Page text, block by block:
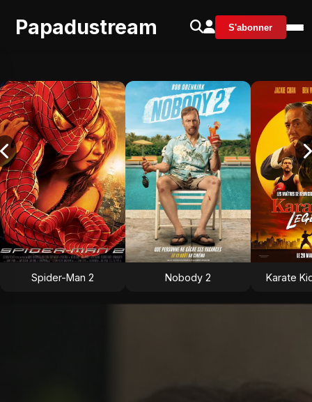
Papadustream S'abonner
Spider-Man 2 Nobody 2 Karate